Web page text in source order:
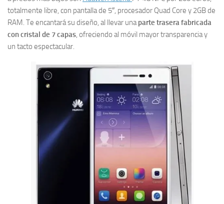
totalmente libre, con pantalla de 5″, procesador Quad Core y 2GB de
RAM. Te encantará su diseño, al llevar unaparte trasera fabricada
con cristal de 7 capas, ofreciendo al móvil mayor transparencia y
un tacto espectacular.